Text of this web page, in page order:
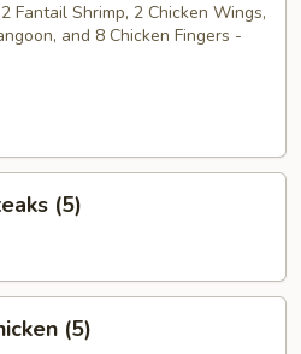
Fantail Shrimp, 2 Chicken Wings,
and 8 Chicken Fingers -
(5)
(5)